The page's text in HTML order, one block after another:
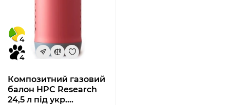
4
4
Композитний газовий
балон HPC Research
24,5 л під укр.